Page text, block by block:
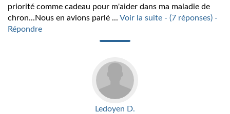
priorité comme cadeau pour m'aider dans ma maladie de
chron...Nous en avions parlé ... Voir la suite - (7 réponses) -
Répondre
Ledoyen D.